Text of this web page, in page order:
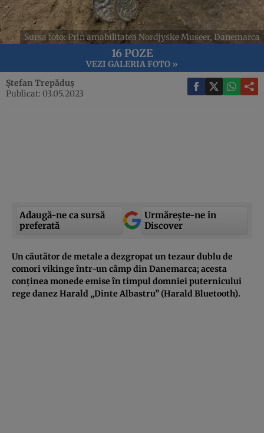
Sursa foto: Prin amabilitatea Nordjyske Museer, Danemarca
16 POZE
VEZI GALERIA FOTO »
Ștefan Trepăduș
Publicat: 03.05.2023
Adaugă-ne ca sursă
preferată
Urmărește-ne in
Discover
Un căutător de metale a dezgropat un tezaur dublu de
comori vikinge într-un câmp din Danemarca; acesta
conținea monede emise în timpul domniei puternicului
rege danez Harald „Dinte Albastru” (Harald Bluetooth).